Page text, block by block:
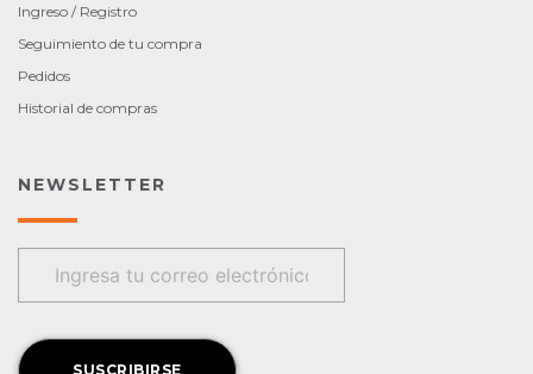
Ingreso / Registro
Seguimiento de tu compra
Pedidos
Historial de compras
NEWSLETTER